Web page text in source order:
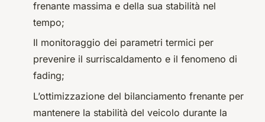
frenante massima e della sua stabilità nel
tempo;
Il monitoraggio dei parametri termici per
prevenire il surriscaldamento e il fenomeno di
fading;
L’ottimizzazione del bilanciamento frenante per
mantenere la stabilità del veicolo durante la